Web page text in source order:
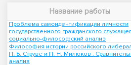
Название работы
Проблема самоидентификации личности
государственного гражданского
социально-философский анализ
Философия истории российского
П. Б. Струве и П. Н. Милюков :
анализ